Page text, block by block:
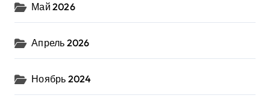
Май 2026
Апрель 2026
Ноябрь 2024